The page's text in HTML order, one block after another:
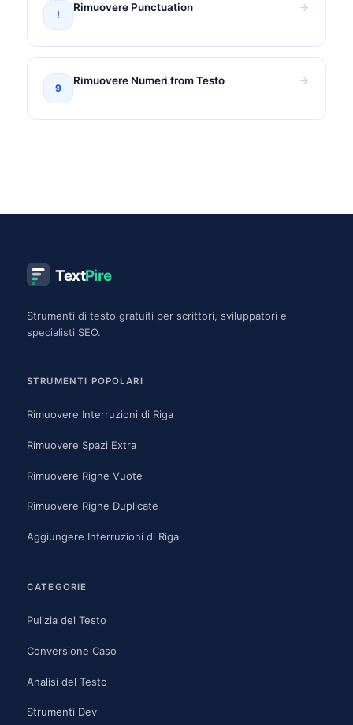
!
Rimuovere Punctuation
9
Rimuovere Numeri from Testo
TextPire
Strumenti di testo gratuiti per scrittori, sviluppatori e
specialisti SEO.
STRUMENTI POPOLARI
Rimuovere Interruzioni di Riga
Rimuovere Spazi Extra
Rimuovere Righe Vuote
Rimuovere Righe Duplicate
Aggiungere Interruzioni di Riga
CATEGORIE
Pulizia del Testo
Conversione Caso
Analisi del Testo
Strumenti Dev